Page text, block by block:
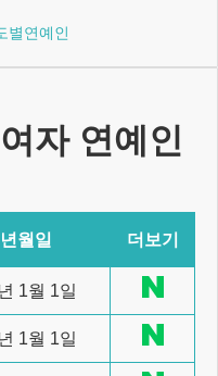
별연예인
자 연예인
월일 더보기
1월 1일
1월 1일